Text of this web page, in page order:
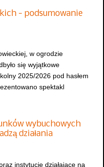
- podsumowanie
w ogrodzie
się wyjątkowe
2025/2026 pod hasłem
spektakl
wybuchowych
działania
instytucje działające na